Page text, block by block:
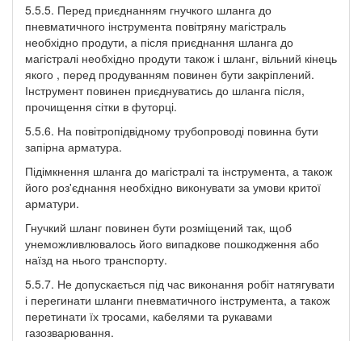
5.5.5. Перед приєднанням гнучкого шланга до
пневматичного інструмента повітряну магістраль
необхідно продути, а після приєднання шланга до
магістралі необхідно продути також і шланг, вільний кінець
якого , перед продуванням повинен бути закріплений.
Інструмент повинен приєднуватись до шланга після,
прочищення сітки в футорці.
5.5.6. На повітропідвідному трубопроводі повинна бути
запірна арматура.
Підімкнення шланга до магістралі та інструмента, а також
його роз'єднання необхідно виконувати за умови критої
арматури.
Гнучкий шланг повинен бути розміщений так, щоб
унеможливлювалось його випадкове пошкодження або
наїзд на нього транспорту.
5.5.7. Не допускається під час виконання робіт натягувати
і перегинати шланги пневматичного інструмента, а також
перетинати їх тросами, кабелями та рукавами
газозварювання.